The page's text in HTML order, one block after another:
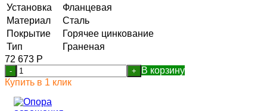
Установка
Фланцевая
Материал
Сталь
Покрытие
Горячее цинкование
Тип
Граненая
72 673 Р
- +
В корзину
Купить в 1 клик